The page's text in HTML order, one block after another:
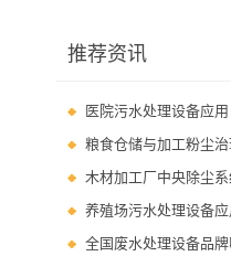
推荐资讯
医院污水处理设备应
粮食仓储与加工粉尘
木材加工厂中央除尘
养殖场污水处理设备
全国废水处理设备品